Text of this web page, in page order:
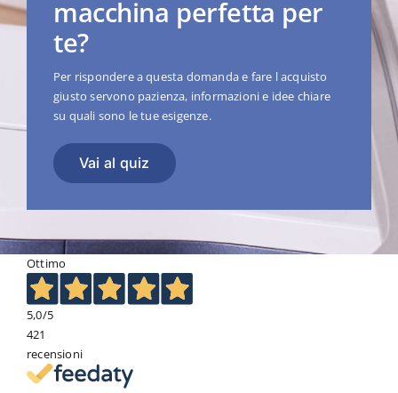
macchina perfetta per
te?
Per rispondere a questa domanda e fare l acquisto
giusto servono pazienza, informazioni e idee chiare
su quali sono le tue esigenze.
Vai al quiz
Ottimo
5,0/5
421
recensioni